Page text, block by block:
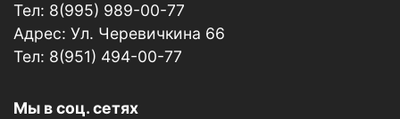
Тел: 8(995) 989-00-77
Адрес: Ул. Черевичкина 66
Тел: 8(951) 494-00-77
Мы в соц. сетях